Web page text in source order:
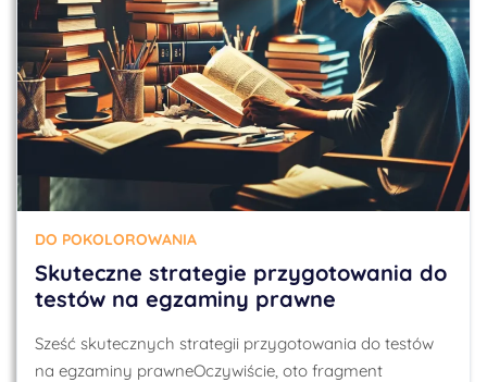
DO POKOLOROWANIA
Skuteczne strategie przygotowania do
testów na egzaminy prawne
Sześć skutecznych strategii przygotowania do testów
na egzaminy prawneOczywiście, oto fragment